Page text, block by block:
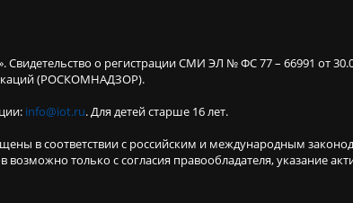
о регистрации СМИ ЭЛ № ФС 77 – 66991 от
(РОСКОМНАДЗОР).
info@iot.ru. Для детей старше 16 лет.
в соответствии с российским и международным
только с согласия правообладателя, указание